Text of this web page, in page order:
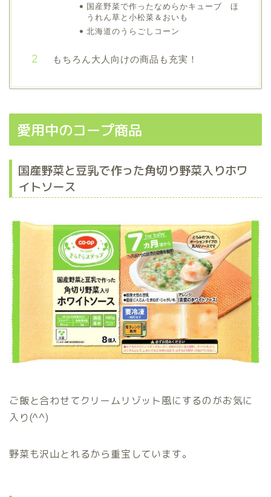
国産野菜で作ったなめらかキューブ ほ
うれん草と小松菜＆おいも
北海道のうらごしコーン
もちろん大人向けの商品も充実！
愛用中のコープ商品
国産野菜と豆乳で作った角切り野菜入りホワ
イトソース
ご飯と合わせてクリームリゾット風にするのがお気に
入り(^^)
野菜も沢山とれるから重宝しています。